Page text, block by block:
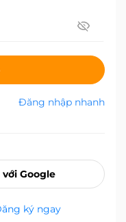
Đăng nhập nhanh
Google
ký ngay